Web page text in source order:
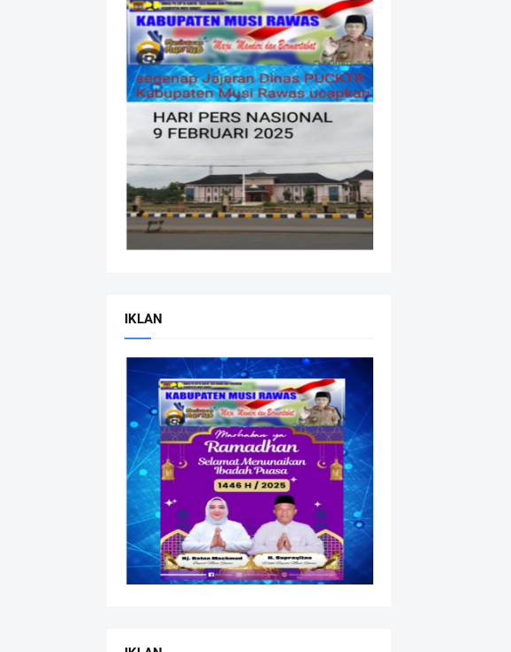
IKLAN